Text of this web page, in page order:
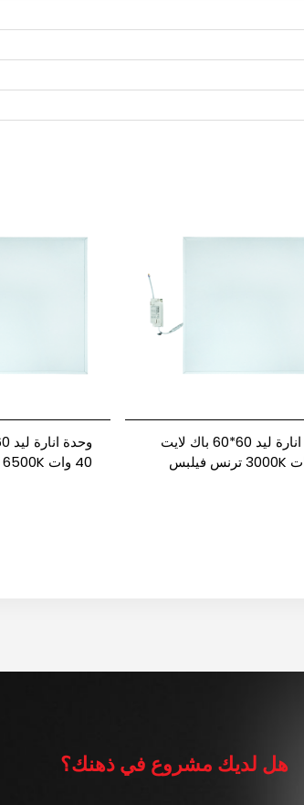
وحدة انارة ليد 60*60 باك لايت
40 وات 3000K ترنس فيلبس
هل لديك مشروع في ذهنك؟